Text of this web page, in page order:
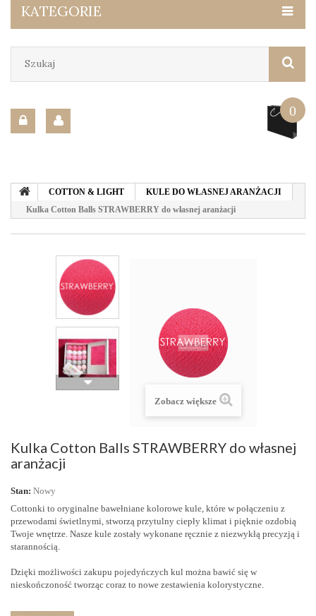
KATEGORIE
0
COTTON & LIGHT
KULE DO WŁASNEJ ARANŻACJI
Kulka Cotton Balls STRAWBERRY do własnej aranżacji
Zobacz większe
Kulka Cotton Balls STRAWBERRY do własnej
aranżacji
Stan: Nowy
Cottonki to oryginalne bawełniane kolorowe kule, które w połączeniu z
przewodami świetlnymi, stworzą przytulny ciepły klimat i pięknie ozdobią
Twoje wnętrze. Nasze kule zostały wykonane ręcznie z niezwykłą precyzją i
starannością.
Dzięki możliwości zakupu pojedyńczych kul można bawić się w
nieskończoność tworząc coraz to nowe zestawienia kolorystyczne.